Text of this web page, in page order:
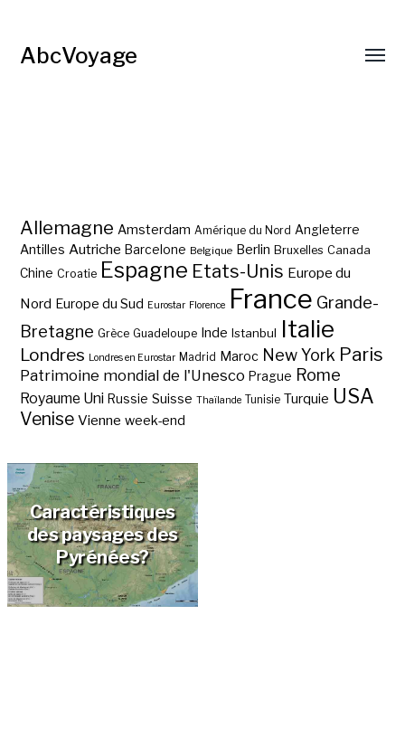
AbcVoyage
Allemagne Amsterdam Amérique du Nord Angleterre
Antilles Autriche Barcelone Belgique Berlin Bruxelles Canada
Chine Croatie Espagne Etats-Unis Europe du
Nord Europe du Sud Eurostar Florence France Grande-
Bretagne Grèce Guadeloupe Inde Istanbul Italie
Londres Londres en Eurostar Madrid Maroc New York Paris
Patrimoine mondial de l'Unesco Prague Rome
Royaume Uni Russie Suisse Thaïlande Tunisie Turquie USA
Venise Vienne week-end
Caractéristiques
des paysages des
Pyrénées?